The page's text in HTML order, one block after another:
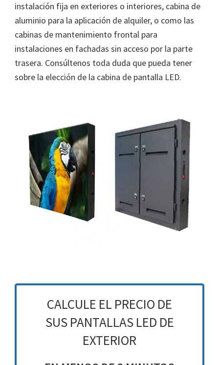
instalación fija en exteriores o interiores, cabina de
aluminio para la aplicación de alquiler, o como las
cabinas de mantenimiento frontal para
instalaciones en fachadas sin acceso por la parte
trasera. Consúltenos toda duda que pueda tener
sobre la elección de la cabina de pantalla LED.
CALCULE EL PRECIO DE
SUS PANTALLAS LED DE
EXTERIOR